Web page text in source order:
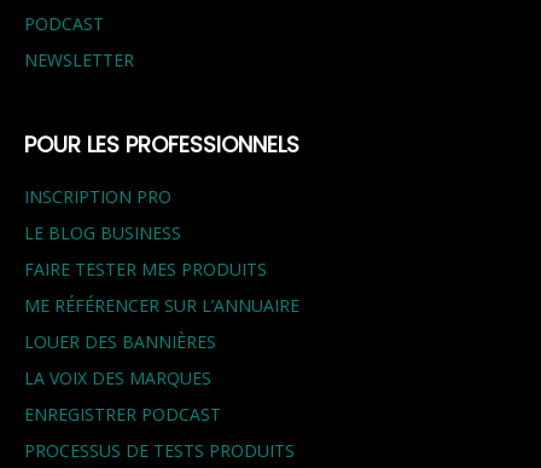
PODCAST
NEWSLETTER
POUR LES PROFESSIONNELS
INSCRIPTION PRO
LE BLOG BUSINESS
FAIRE TESTER MES PRODUITS
ME RÉFÉRENCER SUR L’ANNUAIRE
LOUER DES BANNIÈRES
LA VOIX DES MARQUES
ENREGISTRER PODCAST
PROCESSUS DE TESTS PRODUITS